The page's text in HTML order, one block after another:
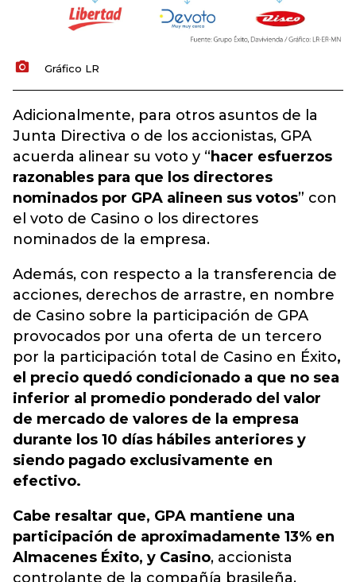
Gráfico LR
Adicionalmente, para otros asuntos de la
Junta Directiva o de los accionistas, GPA
acuerda alinear su voto y “hacer esfuerzos
razonables para que los directores
nominados por GPA alineen sus votos” con
el voto de Casino o los directores
nominados de la empresa.
Además, con respecto a la transferencia de
acciones, derechos de arrastre, en nombre
de Casino sobre la participación de GPA
provocados por una oferta de un tercero
por la participación total de Casino en Éxito,
el precio quedó condicionado a que no sea
inferior al promedio ponderado del valor
de mercado de valores de la empresa
durante los 10 días hábiles anteriores y
siendo pagado exclusivamente en
efectivo.
Cabe resaltar que, GPA mantiene una
participación de aproximadamente 13% en
Almacenes Éxito, y Casino, accionista
controlante de la compañía brasileña,